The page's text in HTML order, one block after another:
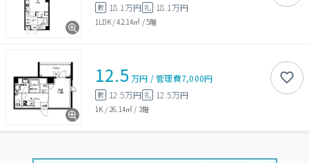
敷 18.1万円 礼 18.1万円
1LDK/42.14㎡ /5階
12.5 万円 /管理費7,000円
敷 12.5万円 礼 12.5万円
1K / 26.14㎡ / 3階